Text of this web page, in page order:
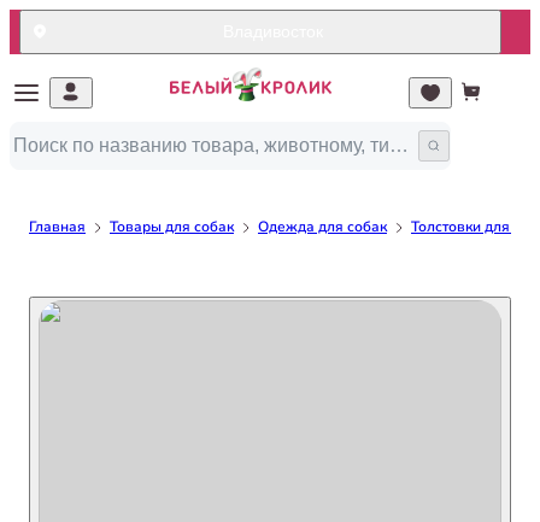
Главная Товары для собак Одежда для собак Толстовки для